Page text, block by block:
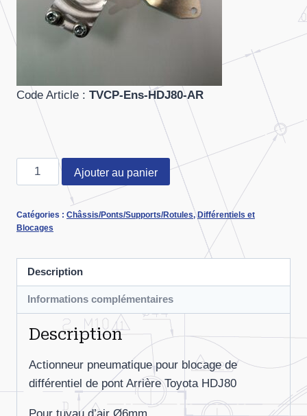
Code Article : TVCP-Ens-HDJ80-AR
quantité
de
Blocage
diff.
HDJ80
AR
Ajouter au panier
Catégories : Châssis/Ponts/Supports/Rotules,Différentiels et
Blocages
Description
Informations complémentaires
Description
Actionneur pneumatique pour blocage de
différentiel de pont Arrière Toyota HDJ80